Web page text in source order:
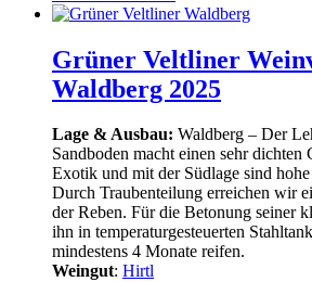
Grüner Veltliner
Waldberg 2025
Lage & Ausbau: Waldberg – Der
Sandboden macht einen sehr
Exotik und mit der Südlage sind
Durch Traubenteilung erreichen wir
der Reben. Für die Betonung seiner
ihn in temperaturgesteuerten
mindestens 4 Monate reifen.
Weingut: Hirtl